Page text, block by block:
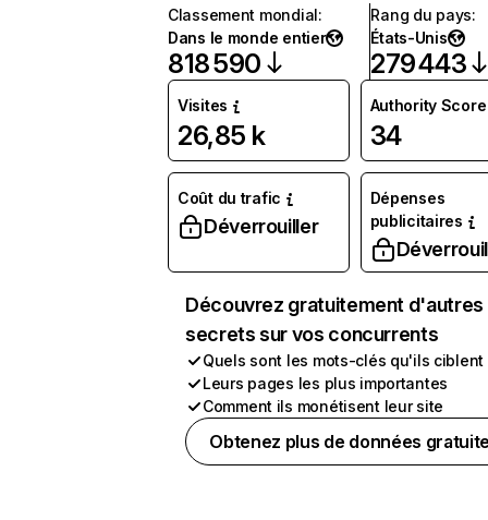
Classement mondial:
Dans le monde entier
818 590
Rang du pays:
États-Unis
279 443
Visites
26,85 k
Authority Score
34
Coût du trafic
Déverrouiller
Dépenses
publicitaires
Découvrez gratuitement d'autres
secrets sur vos concurrents
Quels sont les mots-clés qu'ils ciblent
Leurs pages les plus importantes
Comment ils monétisent leur site
Obtenez plus de données